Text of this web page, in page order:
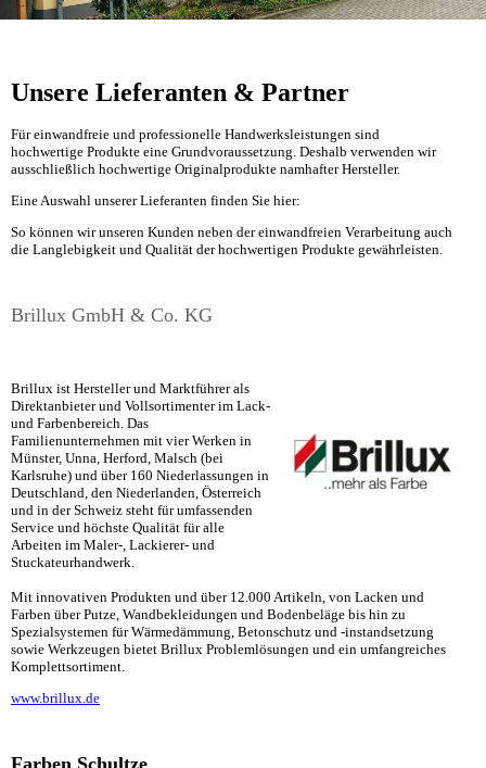
Unsere Lieferanten & Partner
Für einwandfreie und professionelle Handwerksleistungen sind
hochwertige Produkte eine Grundvoraussetzung. Deshalb verwenden wir
ausschließlich hochwertige Originalprodukte namhafter Hersteller.
Eine Auswahl unserer Lieferanten finden Sie hier:
So können wir unseren Kunden neben der einwandfreien Verarbeitung auch
die Langlebigkeit und Qualität der hochwertigen Produkte gewährleisten.
Brillux GmbH & Co. KG
Brillux ist Hersteller und Marktführer als
Direktanbieter und Vollsortimenter im Lack-
und Farbenbereich. Das
Familienunternehmen mit vier Werken in
Münster, Unna, Herford, Malsch (bei
Karlsruhe) und über 160 Niederlassungen in
Deutschland, den Niederlanden, Österreich
und in der Schweiz steht für umfassenden
Service und höchste Qualität für alle
Arbeiten im Maler-, Lackierer- und
Stuckateurhandwerk.
Mit innovativen Produkten und über 12.000 Artikeln, von Lacken und
Farben über Putze, Wandbekleidungen und Bodenbeläge bis hin zu
Spezialsystemen für Wärmedämmung, Betonschutz und -instandsetzung
sowie Werkzeugen bietet Brillux Problemlösungen und ein umfangreiches
Komplettsortiment.
www.brillux.de